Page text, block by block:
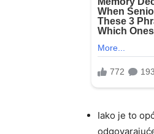
Iako je to